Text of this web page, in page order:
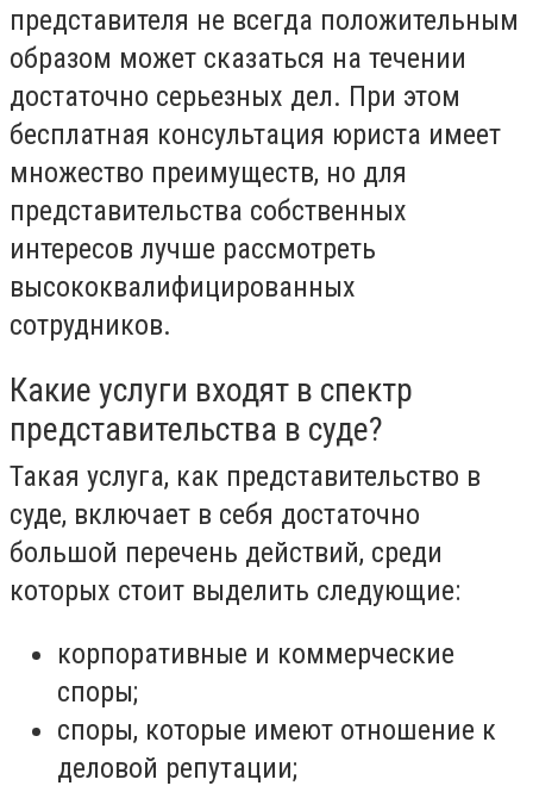
представителя не всегда положительным
образом может сказаться на течении
достаточно серьезных дел. При этом
бесплатная консультация юриста имеет
множество преимуществ, но для
представительства собственных
интересов лучше рассмотреть
высококвалифицированных
сотрудников.
Какие услуги входят в спектр
представительства в суде?
Такая услуга, как представительство в
суде, включает в себя достаточно
большой перечень действий, среди
которых стоит выделить следующие:
корпоративные и коммерческие
споры;
споры, которые имеют отношение к
деловой репутации;